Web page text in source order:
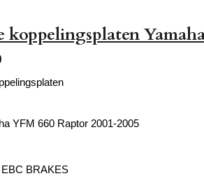
koppelingsplaten
YFM 660 Raptor 2001-2005
BRAKES